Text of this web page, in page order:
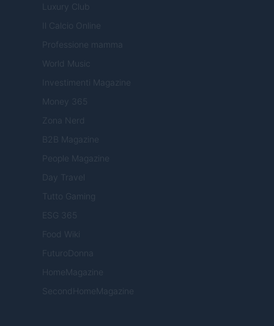
Luxury Club
Il Calcio Online
Professione mamma
World Music
Investimenti Magazine
Money 365
Zona Nerd
B2B Magazine
People Magazine
Day Travel
Tutto Gaming
ESG 365
Food Wiki
FuturoDonna
HomeMagazine
SecondHomeMagazine